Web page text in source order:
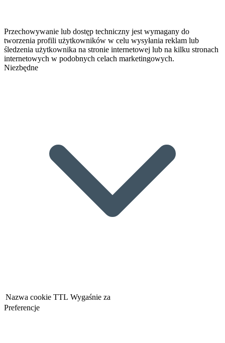
Przechowywanie lub dostęp techniczny jest wymagany do
tworzenia profili użytkowników w celu wysyłania reklam lub
śledzenia użytkownika na stronie internetowej lub na kilku stronach
internetowych w podobnych celach marketingowych.
Niezbędne
Nazwa cookie TTL Wygaśnie za
Preferencje